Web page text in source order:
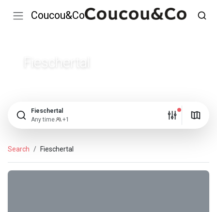
Coucou&Co
Fieschertal
Fieschertal
Any time
+1
Search Fieschertal